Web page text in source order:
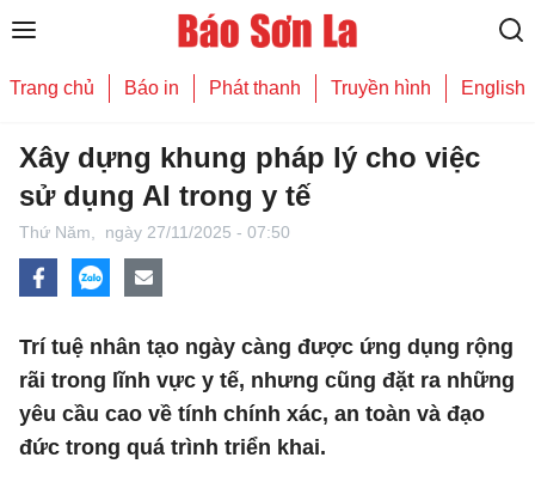
Trang chủ Báo in Phát thanh Truyền hình English
Xây dựng khung pháp lý cho việc
sử dụng AI trong y tế
Thứ Năm, ngày 27/11/2025 - 07:50
Trí tuệ nhân tạo ngày càng được ứng dụng rộng
rãi trong lĩnh vực y tế, nhưng cũng đặt ra những
yêu cầu cao về tính chính xác, an toàn và đạo
đức trong quá trình triển khai.